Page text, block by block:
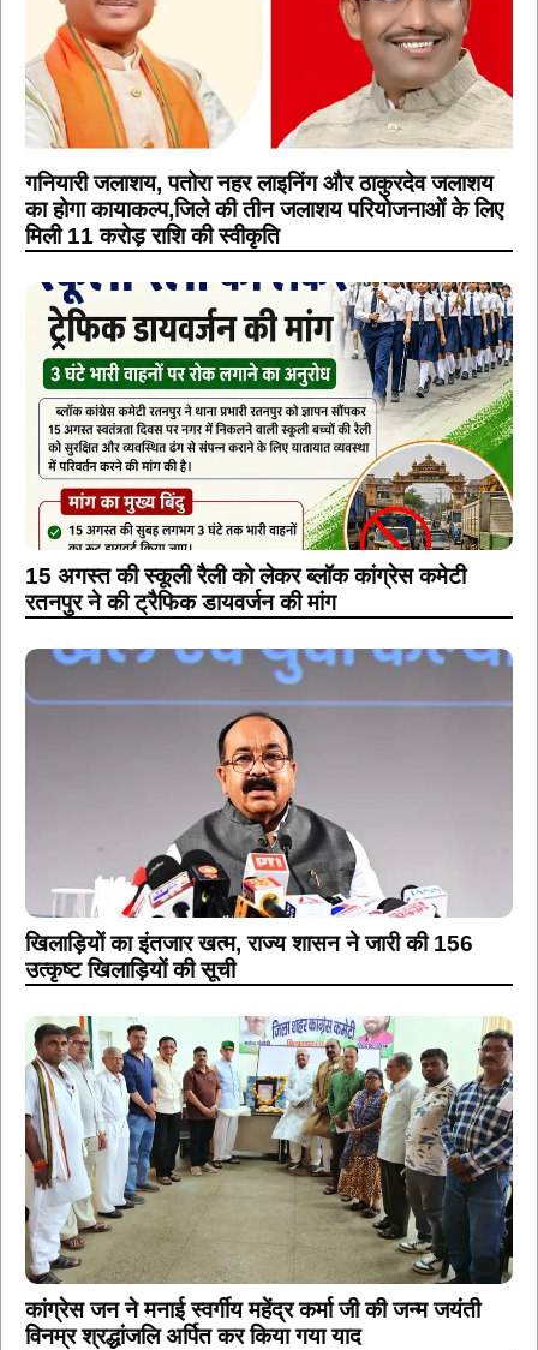
गनियारी जलाशय, पतोरा नहर लाइनिंग और ठाकुरदेव जलाशय
का होगा कायाकल्प,जिले की तीन जलाशय परियोजनाओं के लिए
मिली 11 करोड़ राशि की स्वीकृति
15 अगस्त की स्कूली रैली को लेकर ब्लॉक कांग्रेस कमेटी
रतनपुर ने की ट्रैफिक डायवर्जन की मांग
खिलाड़ियों का इंतजार खत्म, राज्य शासन ने जारी की 156
उत्कृष्ट खिलाड़ियों की सूची
कांग्रेस जन ने मनाई स्वर्गीय महेंद्र कर्मा जी की जन्म जयंती
विनम्र श्रद्धांजलि अर्पित कर किया गया याद